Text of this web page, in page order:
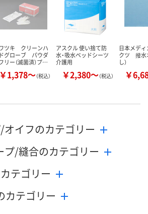
ツキ クリーンハ
グローブ パウダ
リー（滅菌済）プ…
￥1,378～（税込）
アスクル 使い捨て防
水・吸水ベッドシーツ
介護用
￥2,380～（税込）
日本メデ
クツ 撥水
し）
￥
イフのカテゴリー
/縫合のカテゴリー
テゴリー
カテゴリー